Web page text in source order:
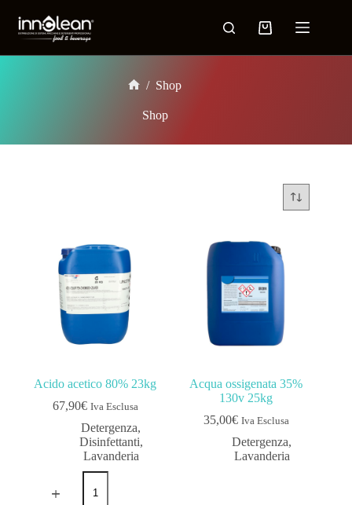
/ Shop
Shop
Acido acetico 80% 23kg
67,90€ Iva Esclusa
Detergenza,
Disinfettanti,
Lavanderia
Acqua ossigenata 35%
130v 25kg
35,00€ Iva Esclusa
Detergenza,
Lavanderia